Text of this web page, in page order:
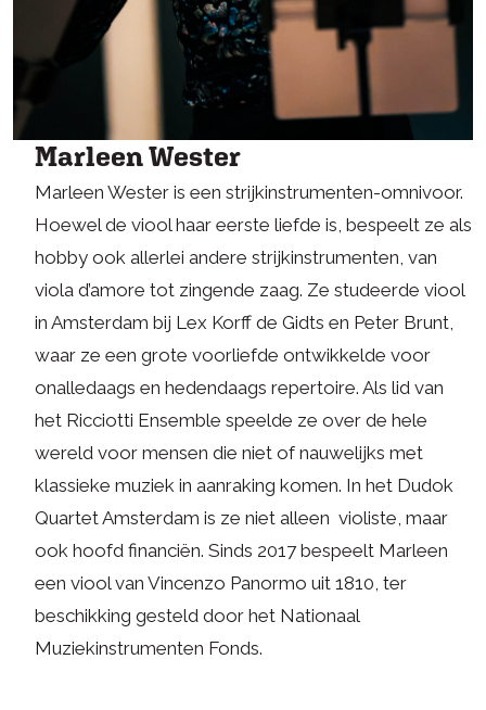
Marleen Wester
Marleen Wester is een strijkinstrumenten-omnivoor.
Hoewel de viool haar eerste liefde is, bespeelt ze als
hobby ook allerlei andere strijkinstrumenten, van
viola d’amore tot zingende zaag. Ze studeerde viool
in Amsterdam bij Lex Korff de Gidts en Peter Brunt,
waar ze een grote voorliefde ontwikkelde voor
onalledaags en hedendaags repertoire. Als lid van
het Ricciotti Ensemble speelde ze over de hele
wereld voor mensen die niet of nauwelijks met
klassieke muziek in aanraking komen. In het Dudok
Quartet Amsterdam is ze niet alleen violiste, maar
ook hoofd financiën. Sinds 2017 bespeelt Marleen
een viool van Vincenzo Panormo uit 1810, ter
beschikking gesteld door het Nationaal
Muziekinstrumenten Fonds.